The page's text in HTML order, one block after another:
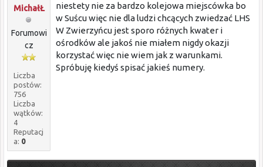
MichałŁ
Forumowi
cz
Liczba
postów:
756
Liczba
wątków:
4
Reputacj
a: 0
niestety nie za bardzo kolejowa miejscówka bo
w Suścu więc nie dla ludzi chcących zwiedzać LHS
W Zwierzyńcu jest sporo różnych kwater i
ośrodków ale jakoś nie miałem nigdy okazji
korzystać więc nie wiem jak z warunkami.
Spróbuję kiedyś spisać jakieś numery.